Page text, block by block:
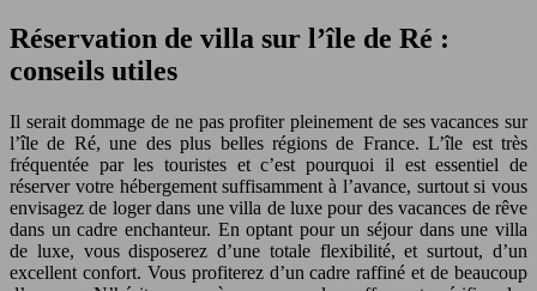
Réservation de villa sur l’île de Ré :
conseils utiles
Il serait dommage de ne pas profiter pleinement de ses vacances sur
l’île de Ré, une des plus belles régions de France. L’île est très
fréquentée par les touristes et c’est pourquoi il est essentiel de
réserver votre hébergement suffisamment à l’avance, surtout si vous
envisagez de loger dans une villa de luxe pour des vacances de rêve
dans un cadre enchanteur. En optant pour un séjour dans une villa
de luxe, vous disposerez d’une totale flexibilité, et surtout, d’un
excellent confort. Vous profiterez d’un cadre raffiné et de beaucoup